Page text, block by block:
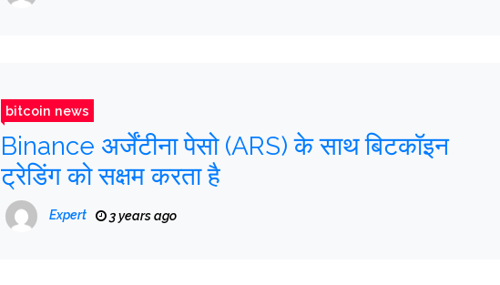
bitcoin news
Binance अर्जेंटीना पेसो (ARS) के साथ बिटकॉइन
ट्रेडिंग को सक्षम करता है
Expert 3 years ago